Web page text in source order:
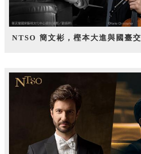
NTSO 簡文彬，樫本大進與國臺交